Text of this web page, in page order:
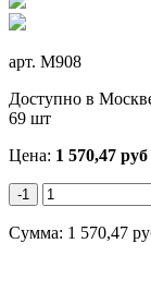
арт. M908
Доступно в
69 шт
Цена: 1 570,47 руб
-1
Сумма: 1 570,47